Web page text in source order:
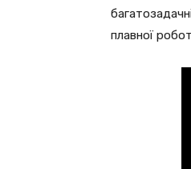
плавної